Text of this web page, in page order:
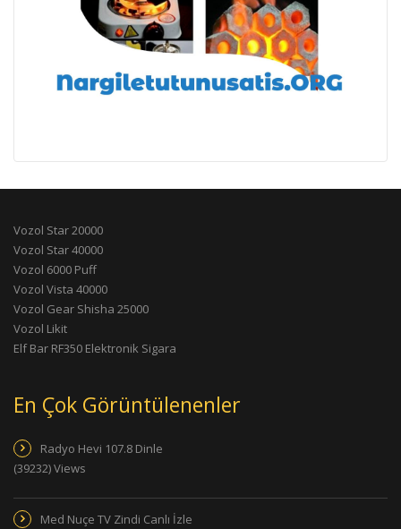
Vozol Star 20000
Vozol Star 40000
Vozol 6000 Puff
Vozol Vista 40000
Vozol Gear Shisha 25000
Vozol Likit
Elf Bar RF350 Elektronik Sigara
En Çok Görüntülenenler
Radyo Hevi 107.8 Dinle
(39232) Views
Med Nuçe TV Zindi Canlı İzle